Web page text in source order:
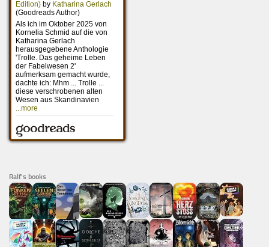
Ralf's books